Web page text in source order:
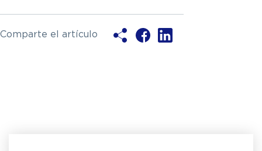
Comparte el artículo